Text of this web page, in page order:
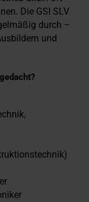
Die GSI SLV
durch –
und